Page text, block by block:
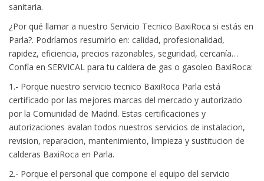
sanitaria.
¿Por qué llamar a nuestro Servicio Tecnico BaxiRoca si estás en
Parla?. Podríamos resumirlo en: calidad, profesionalidad,
rapidez, eficiencia, precios razonables, seguridad, cercanía…
Confía en SERVICAL para tu caldera de gas o gasoleo BaxiRoca:
1.- Porque nuestro servicio tecnico BaxiRoca Parla está
certificado por las mejores marcas del mercado y autorizado
por la Comunidad de Madrid. Estas certificaciones y
autorizaciones avalan todos nuestros servicios de instalacion,
revision, reparacion, mantenimiento, limpieza y sustitucion de
calderas BaxiRoca en Parla.
2.- Porque el personal que compone el equipo del servicio